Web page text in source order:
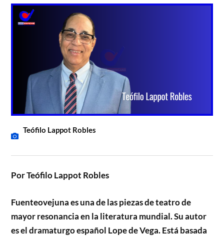
Teófilo Lappot Robles
Por Teófilo Lappot Robles
Fuenteovejuna es una de las piezas de teatro de
mayor resonancia en la literatura mundial. Su autor
es el dramaturgo español Lope de Vega. Está basada